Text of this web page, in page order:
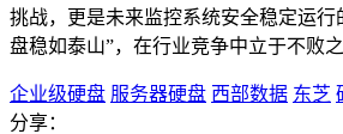
挑战，更是未来监控系统安全稳定运行
盘稳如泰山”，在行业竞争中立于不败之
企业级硬盘 服务器硬盘 西部数据 东芝
分享：